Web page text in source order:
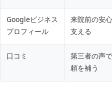
Googleビジネス
プロフィール
来院前の安
支える
口コミ
第三者の声
頼を補う